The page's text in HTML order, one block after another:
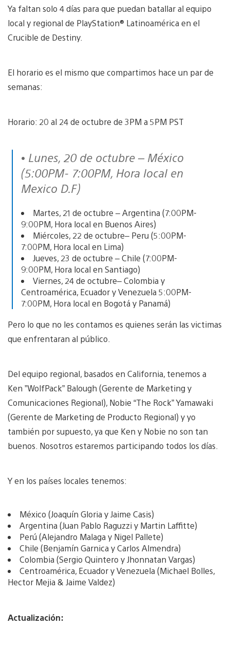
Ya faltan solo 4 días para que puedan batallar al equipo
local y regional de PlayStation® Latinoamérica en el
Crucible de Destiny.
El horario es el mismo que compartimos hace un par de
semanas:
Horario: 20 al 24 de octubre de 3PM a 5PM PST
• Lunes, 20 de octubre – México
(5:00PM- 7:00PM, Hora local en
Mexico D.F)
Martes, 21 de octubre – Argentina (7:00PM-
9:00PM, Hora local en Buenos Aires)
Miércoles, 22 de octubre– Peru (5:00PM-
7:00PM, Hora local en Lima)
Jueves, 23 de octubre – Chile (7:00PM-
9:00PM, Hora local en Santiago)
Viernes, 24 de octubre– Colombia y
Centroamérica, Ecuador y Venezuela 5:00PM-
7:00PM, Hora local en Bogotá y Panamá)
Pero lo que no les contamos es quienes serán las victimas
que enfrentaran al público.
Del equipo regional, basados en California, tenemos a
Ken ”WolfPack” Balough (Gerente de Marketing y
Comunicaciones Regional), Nobie “The Rock” Yamawaki
(Gerente de Marketing de Producto Regional) y yo
también por supuesto, ya que Ken y Nobie no son tan
buenos. Nosotros estaremos participando todos los días.
Y en los países locales tenemos:
México (Joaquín Gloria y Jaime Casis)
Argentina (Juan Pablo Raguzzi y Martin Laffitte)
Perú (Alejandro Malaga y Nigel Pallete)
Chile (Benjamín Garnica y Carlos Almendra)
Colombia (Sergio Quintero y Jhonnatan Vargas)
Centroamérica, Ecuador y Venezuela (Michael Bolles,
Hector Mejia & Jaime Valdez)
Actualización: